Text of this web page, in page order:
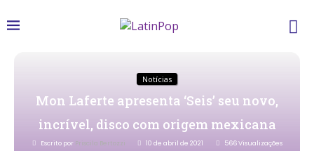
Notícias
Mon Laferte apresenta ‘Seis’ seu novo,
incrível, disco com origem mexicana
Escrito por Priscila Bertozzi 10 de abril de 2021 566Visualizações